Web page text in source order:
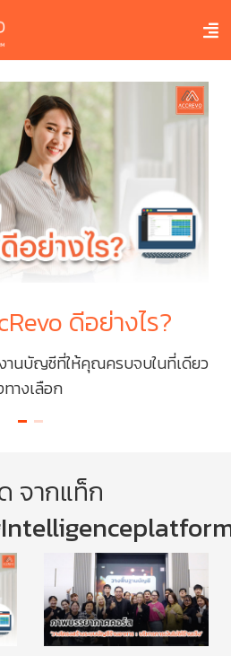
ดีอย่างไร?
านบัญชีที่ให้คุณครบจบในที่เดียว
างเลือก
จากแท็ก